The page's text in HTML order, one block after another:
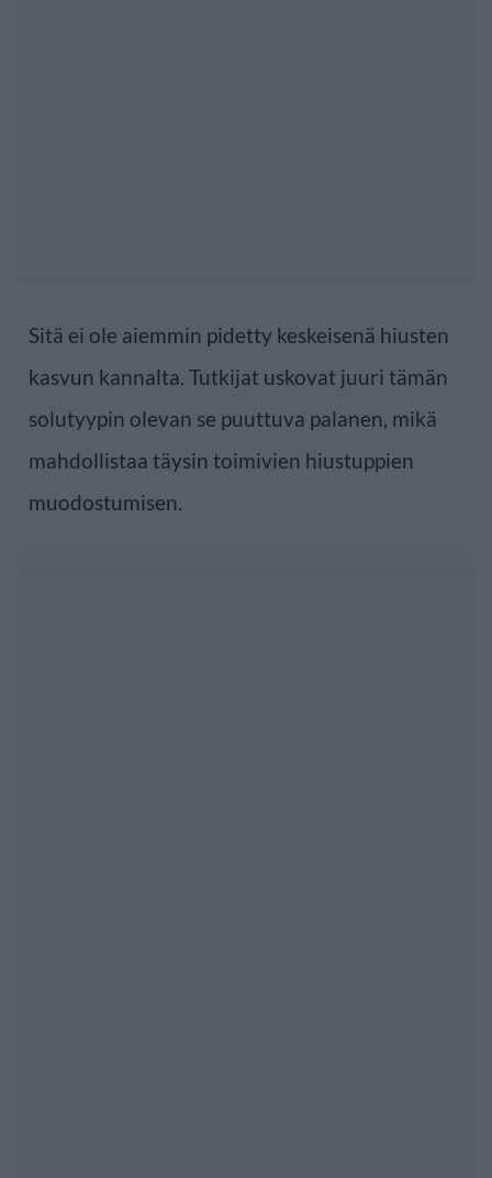
Sitä ei ole aiemmin pidetty keskeisenä hiusten
kasvun kannalta. Tutkijat uskovat juuri tämän
solutyypin olevan se puuttuva palanen, mikä
mahdollistaa täysin toimivien hiustuppien
muodostumisen.